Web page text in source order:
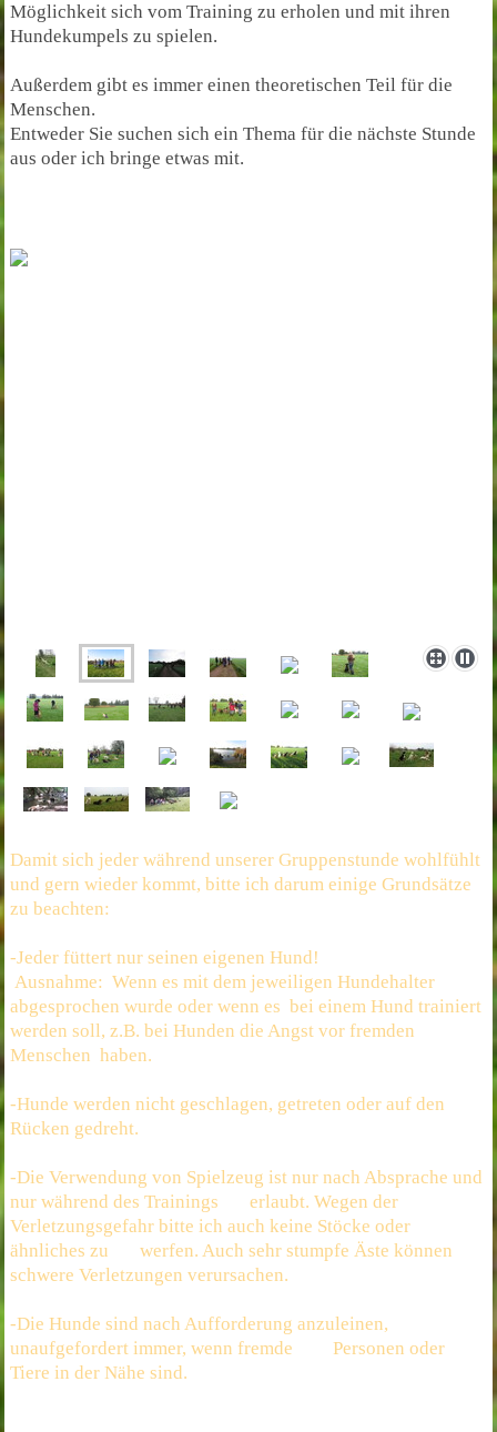
Möglichkeit sich vom Training zu erholen und mit ihren
Hundekumpels zu spielen.
Außerdem gibt es immer einen theoretischen Teil für die
Menschen.
Entweder Sie suchen sich ein Thema für die nächste Stunde
aus oder ich bringe etwas mit.
Damit sich jeder während unserer Gruppenstunde wohlfühlt
und gern wieder kommt, bitte ich darum einige Grundsätze
zu beachten:
-Jeder füttert nur seinen eigenen Hund!
Ausnahme: Wenn es mit dem jeweiligen Hundehalter
abgesprochen wurde oder wenn es bei einem Hund trainiert
werden soll, z.B. bei Hunden die Angst vor fremden
Menschen haben.
-Hunde werden nicht geschlagen, getreten oder auf den
Rücken gedreht.
-Die Verwendung von Spielzeug ist nur nach Absprache und
nur während des Trainings erlaubt. Wegen der
Verletzungsgefahr bitte ich auch keine Stöcke oder
ähnliches zu werfen. Auch sehr stumpfe Äste können
schwere Verletzungen verursachen.
-Die Hunde sind nach Aufforderung anzuleinen,
unaufgefordert immer, wenn fremde Personen oder
Tiere in der Nähe sind.